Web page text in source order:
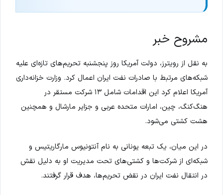
مشروح خبر
به نقل از رویترز، دولت آمریکا روز پنجشنبه تحریم‌های تازه‌ای علیه
شبکه‌های مرتبط با صادرات نفت ایران اعمال کرد. وزارت خزانه‌داری
آمریکا اعلام کرد این اقدامات شامل ۱۳ شرکت مستقر در
هنگ‌کنگ، چین، امارات متحده عربی و جزایر مارشال و همچنین
هشت کشتی می‌شود.
در این میان، یک تبعه یونانی به نام آنتونیوس مارگاریتیس و
شبکه‌ای از شرکت‌ها و کشتی‌های تحت مدیریت او به دلیل نقش
در انتقال نفت ایران در نقض تحریم‌ها، هدف قرار گرفتند.